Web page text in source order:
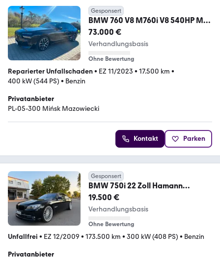
Gesponsert
BMW 760 V8 M760i V8 540HP M-
SPORT
73.000 €
Verhandlungsbasis
Ohne Bewertung
Reparierter Unfallschaden• EZ 11/2023 • 17.500 km •
400 kW (544 PS) • Benzin
Privatanbieter
PL-05-300 Mińsk Mazowiecki
Kontakt Parken
Gesponsert
BMW 750i 22 Zoll Hamann
Vollausstattung und V8
19.500 €
Verhandlungsbasis
Ohne Bewertung
Unfallfrei • EZ 12/2009 • 173.500 km • 300 kW (408 PS) • Benzin
Privatanbieter